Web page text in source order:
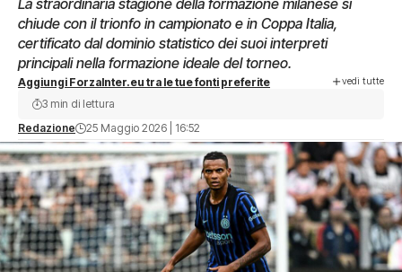
La straordinaria stagione della formazione milanese si
chiude con il trionfo in campionato e in Coppa Italia,
certificato dal dominio statistico dei suoi interpreti
principali nella formazione ideale del torneo.
Aggiungi ForzaInter.eu tra le tue fonti preferite vedi tutte
Redazione 25 Maggio 2026 | 16:52
3 min di lettura